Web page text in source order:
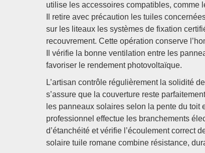
utilise les accessoires compatibles, comme
Il retire avec précaution les tuiles
sur les liteaux les systèmes de fixation
recouvrement. Cette opération conserve
Il vérifie la bonne ventilation entre les
favoriser le rendement photovoltaïque.
L’artisan contrôle régulièrement la solidité
s’assure que la couverture reste
les panneaux solaires selon la pente du toit
professionnel effectue les branchements
d’étanchéité et vérifie l’écoulement correct
solaire tuile romane combine résistance,